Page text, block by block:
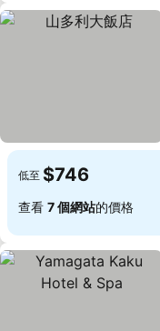
低至 $746
查看 7 個網站的價格